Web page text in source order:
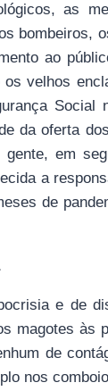
as
bombeiros,
ao
velhos
Social
da oferta
gente, em
a
de
e de
magotes às
de
nos